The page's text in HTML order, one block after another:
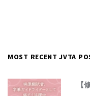
MOST RECENT JVTA
【